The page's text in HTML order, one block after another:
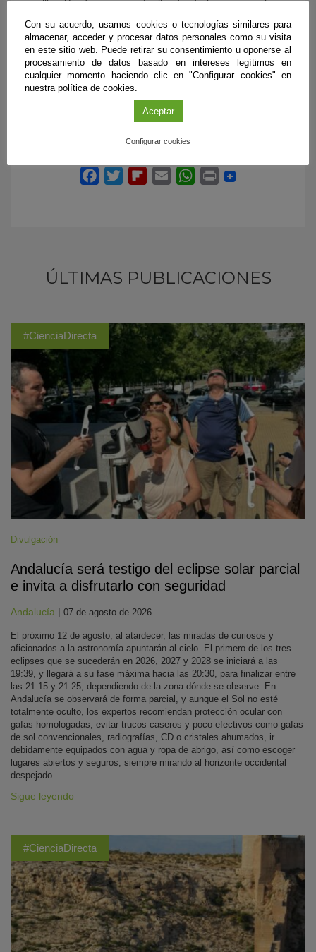
reutilización de esta necrópolis, donde los enterramientos
esperan enterradas más de una docena de tumbas nuevas
desconocidas hasta la fecha. Es posible que no todas se
conserven en buen estado, pero con que sólo la mitad
tengan parte de su decoración original, el proyecto tiene
por delante años de investigación prometedores y
emocionantes, afirma el director del proyecto.
ÚLTIMAS PUBLICACIONES
#CienciaDirecta
Divulgación
Andalucía será testigo del eclipse solar parcial
e invita a disfrutarlo con seguridad
Andalucía | 07 de agosto de 2026
El próximo 12 de agosto, al atardecer, las miradas de curiosos y
aficionados a la astronomía apuntarán al cielo. El primero de los tres
eclipses que se sucederán en 2026, 2027 y 2028 se iniciará a las
19:39, y llegará a su fase máxima hacia las 20:30, para finalizar entre
las 21:15 y 21:25, dependiendo de la zona dónde se observe. En
Andalucía se observará de forma parcial, y aunque el Sol no esté
totalmente oculto, los expertos recomiendan protección ocular con
gafas homologadas, evitar trucos caseros y poco efectivos como gafas
de sol convencionales, radiografías, CD o cristales ahumados, ir
debidamente equipados con agua y ropa de abrigo, así como escoger
lugares abiertos y seguros, siempre mirando al horizonte occidental
despejado.
Sigue leyendo
#CienciaDirecta
Con su acuerdo, usamos cookies o tecnologías similares para
almacenar, acceder y procesar datos personales como su visita
en este sitio web. Puede retirar su consentimiento u oponerse al
procesamiento de datos basado en intereses legítimos en
cualquier momento haciendo clic en "Configurar cookies" en
nuestra política de cookies.
Aceptar
Configurar cookies